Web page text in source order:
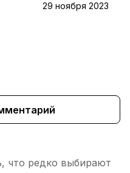
29 ноября 2023
что редко выбирают